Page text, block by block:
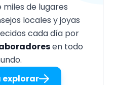
miles de lugares
locales y joyas
cada día por
en todo
explorar